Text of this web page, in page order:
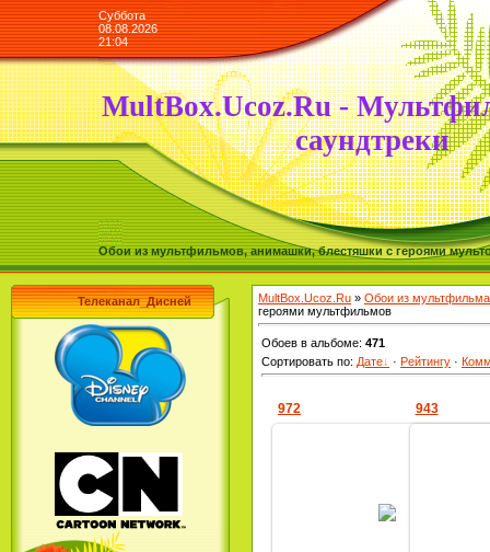
Суббота
08.08.2026
21:04
MultBox.Ucoz.Ru -
саундтреки
Обои из мультфильмов, анимашки, блестяшки с героями
Телеканал_Дисней MultBox.Ucoz.Ru » Обои из мультфильма
героями мультфильмов
Обоев в альбоме: 471
Сортировать по: Дате · Рейтингу ·
972 943